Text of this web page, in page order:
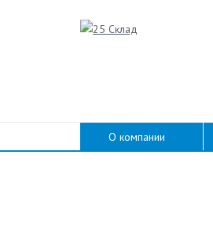
О компании